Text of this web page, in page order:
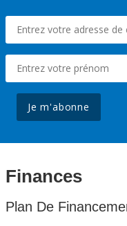
Je m'abonne
Finances
Plan De